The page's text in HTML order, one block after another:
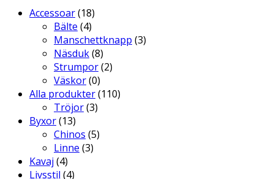
produktsidan
kan
väljas
produktsidan
Accessoar(18)
Bälte (4)
Manschettknapp (3)
Näsduk(8)
Strumpor(2)
Väskor(0)
Alla produkter(110)
Tröjor(3)
Byxor(13)
Chinos (5)
Linne (3)
Kavaj (4)
Livsstil (4)